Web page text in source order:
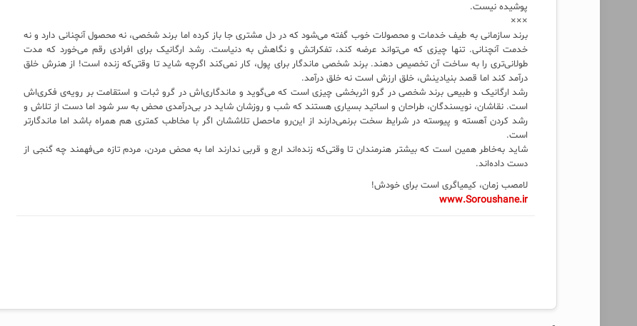
پوشیده نیست.
×××
برند سازمانی به طیف خدمات و محصولات خوب گفته می‌شود که در دل مشتری جا باز کرده اما برند شخصی، نه محصول آنچنانی دارد و نه
خدمت آنچنانی. تنها چیزی که می‌تواند عرضه کند، تفکراتش و نگاهش به دنیاست. رشد ارگانیک برای افرادی رقم می‌خورد که مدت
طولانی‌تری را به ساخت آن تخصیص دهند. برند شخصی ماندگار برای پول، کار نمی‌کند اگرچه شاید تا وقتی‌که زنده است! از هنرش خلق
درآمد کند اما قصد بنیادینش، خلق ارزش است نه خلق درآمد.
رشد ارگانیک و طبیعی برند شخصی در گرو اثربخشی چیزی است که می‌گوید و ماندگاری‌اش در گرو ثبات و استقامت بر رویه‌ی فکری‌اش
است. نقاشان، نویسندگان، طراحان و اساتید بسیاری هستند که شب و روزشان شاید در بی‌درآمدی محض به سر شود اما دست از تلاش و
رشد کردن آهسته و پیوسته در شرایط سخت برنمی‌دارند از این‌رو ماحصل تلاششان اگر با مخاطب کمتری هم همراه باشد اما ماندگارتر
است.
شاید به‌خاطر همین است که بیشتر هنرمندان تا وقتی‌که زنده‌اند ارج و قربی ندارند اما به محض مردن، مردم تازه می‌فهمند چه گنجی از
دست داده‌اند.
لامصب زمان، کیمیاگری است برای خودش!
www.Soroushane.ir